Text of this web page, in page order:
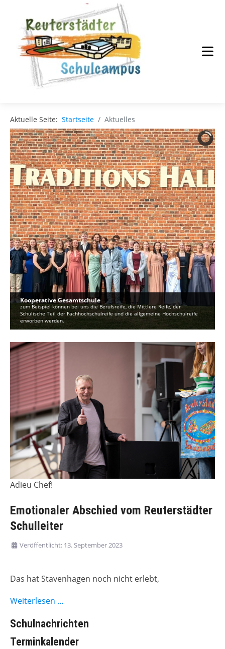
Aktuelle Seite: Startseite Aktuelles
Kooperative Gesamtschule
zum Beispiel können bei uns die Berufsreife, die Mittlere Reife, der
Schulische Teil der Fachhochschulreife und die allgemeine Hochschulreife
erworben werden.
Adieu Chef!
Emotionaler Abschied vom Reuterstädter
Schulleiter
Veröffentlicht: 13. September 2023
Das hat Stavenhagen noch nicht erlebt,
Weiterlesen …
Schulnachrichten
Terminkalender